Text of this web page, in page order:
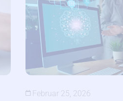
Februar 25, 2026